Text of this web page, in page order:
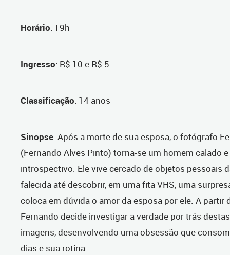
Horário: 19h
Ingresso: R$ 10 e R$ 5
Classificação: 14 anos
Sinopse: Após a morte de sua esposa, o fotógrafo
(Fernando Alves Pinto) torna-se um homem calado e
introspectivo. Ele vive cercado de objetos pessoais
falecida até descobrir, em uma fita VHS, uma
coloca em dúvida o amor da esposa por ele. A partir
Fernando decide investigar a verdade por trás destas
imagens, desenvolvendo uma obsessão que
dias e sua rotina.